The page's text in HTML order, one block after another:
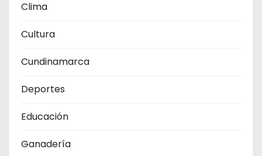
Clima
Cultura
Cundinamarca
Deportes
Educación
Ganadería